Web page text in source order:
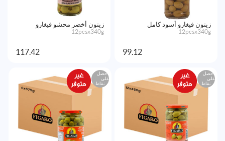
زيتون فيغارو أسود كامل
12pcsx340g
99.12
زيتون أخضر محشو فيغارو
12pcsx340g
117.42
احصل
على
نقاط
احصل
على
نقاط